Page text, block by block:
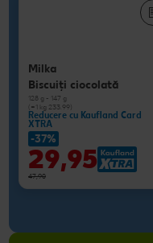
Milka
Biscuiţi ciocolată
128 g - 147 g
(=1 kg 233.99)
Reducere cu Kaufland Card
XTRA
-37%
29,95
47,90